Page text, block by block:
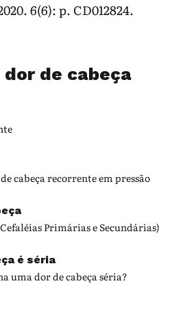
6(6): p. CD012824.
de cabeça
cabeça recorrente em pressão
Primárias e Secundárias)
é séria
uma dor de cabeça séria?